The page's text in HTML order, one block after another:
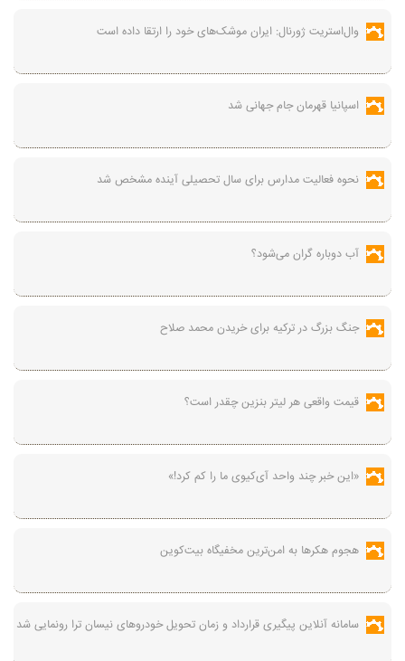
وال‌استریت ژورنال: ایران موشک‌های خود را ارتقا داده است
اسپانیا قهرمان جام جهانی شد
نحوه فعالیت مدارس برای سال تحصیلی آینده مشخص شد
آب دوباره گران می‌شود؟
جنگ بزرگ در ترکیه برای خریدن محمد صلاح
قیمت واقعی هر لیتر بنزین چقدر است؟
«این خبر چند واحد آی‌کیوی ما را کم کرد!»
هجوم هکرها به امن‌ترین مخفیگاه بیت‌کوین
سامانه آنلاین پیگیری قرارداد‌ و زمان تحویل خودرو‌های نیسان ترا رونمایی شد